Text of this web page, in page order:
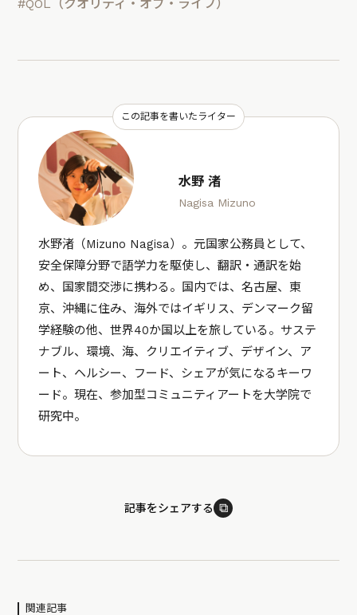
#QOL（クオリティ・オブ・ライフ）
この記事を書いたライター
水野 渚
Nagisa Mizuno
水野渚（Mizuno Nagisa）。元国家公務員として、
安全保障分野で語学力を駆使し、翻訳・通訳を始
め、国家間交渉に携わる。国内では、名古屋、東
京、沖縄に住み、海外ではイギリス、デンマーク留
学経験の他、世界40か国以上を旅している。サステ
ナブル、環境、海、クリエイティブ、デザイン、ア
ート、ヘルシー、フード、シェアが気になるキーワ
ード。現在、参加型コミュニティアートを大学院で
研究中。
記事をシェアする ⧉
関連記事